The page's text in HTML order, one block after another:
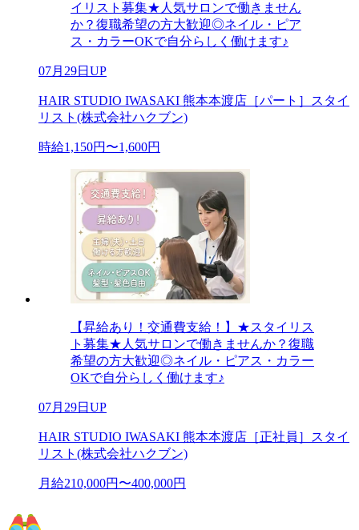
イリスト募集★人気サロンで働きません
か？復職希望の方大歓迎◎ネイル・ピア
ス・カラーOKで自分らしく働けます♪
07月29日UP
HAIR STUDIO IWASAKI 熊本本渡店［パート］スタイ
リスト(株式会社ハクブン)
時給1,150円〜1,600円
【昇給あり！交通費支給！】★スタイリス
ト募集★人気サロンで働きませんか？復職
希望の方大歓迎◎ネイル・ピアス・カラー
OKで自分らしく働けます♪
07月29日UP
HAIR STUDIO IWASAKI 熊本本渡店［正社員］スタイ
リスト(株式会社ハクブン)
月給210,000円〜400,000円